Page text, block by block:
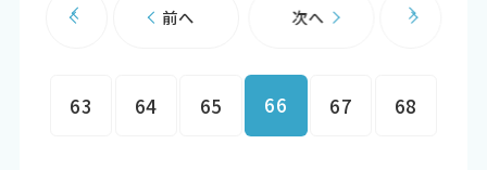
前へ
63 64 65 66 67 68
次へ